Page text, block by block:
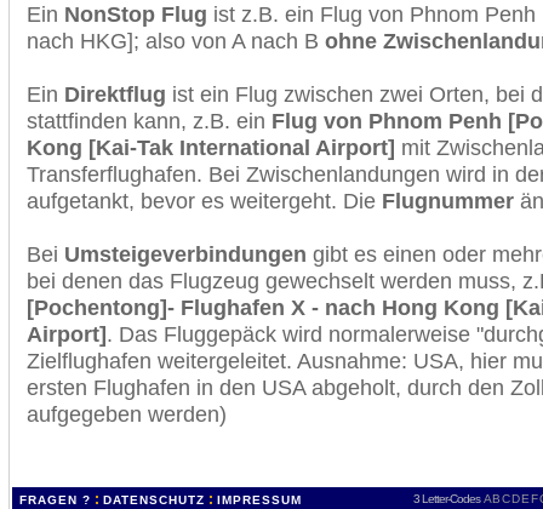
Ein NonStop Flug ist z.B. ein Flug von Phnom
nach HKG]; also von A nach B ohne
Ein Direktflug ist ein Flug zwischen zwei Orten, bei
stattfinden kann, z.B. ein Flug von Phnom Penh
Kong [Kai-Tak International Airport] mit
Transferflughafen. Bei Zwischenlandungen wird in
aufgetankt, bevor es weitergeht. Die Flugnummer
Bei Umsteigeverbindungen gibt es einen oder
bei denen das Flugzeug gewechselt werden muss,
[Pochentong]- Flughafen X - nach Hong Kong
Airport]. Das Fluggepäck wird normalerweise
Zielflughafen weitergeleitet. Ausnahme: USA, hier
ersten Flughafen in den USA abgeholt, durch den
aufgegeben werden)
FRAGEN ? : DATENSCHUTZ : IMPRESSUM 3 Letter-Codes ABCDEF